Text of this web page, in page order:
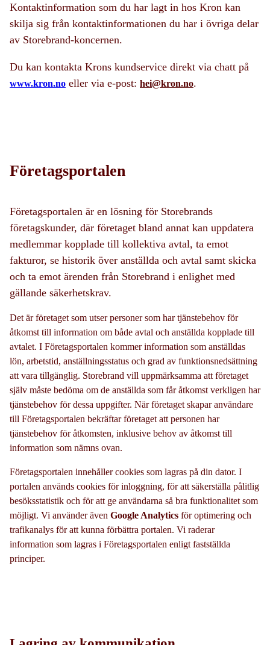
Kontaktinformation som du har lagt in hos Kron kan
skilja sig från kontaktinformationen du har i övriga delar
av Storebrand-koncernen.
Du kan kontakta Krons kundservice direkt via chatt på
www.kron.no eller via e-post: hei@kron.no.
Företagsportalen
Företagsportalen är en lösning för Storebrands
företagskunder, där företaget bland annat kan uppdatera
medlemmar kopplade till kollektiva avtal, ta emot
fakturor, se historik över anställda och avtal samt skicka
och ta emot ärenden från Storebrand i enlighet med
gällande säkerhetskrav.
Det är företaget som utser personer som har tjänstebehov för
åtkomst till information om både avtal och anställda kopplade till
avtalet. I Företagsportalen kommer information som anställdas
lön, arbetstid, anställningsstatus och grad av funktionsnedsättning
att vara tillgänglig. Storebrand vill uppmärksamma att företaget
själv måste bedöma om de anställda som får åtkomst verkligen har
tjänstebehov för dessa uppgifter. När företaget skapar användare
till Företagsportalen bekräftar företaget att personen har
tjänstebehov för åtkomsten, inklusive behov av åtkomst till
information som nämns ovan.
Företagsportalen innehåller cookies som lagras på din dator. I
portalen används cookies för inloggning, för att säkerställa pålitlig
besöksstatistik och för att ge användarna så bra funktionalitet som
möjligt. Vi använder även Google Analytics för optimering och
trafikanalys för att kunna förbättra portalen. Vi raderar
information som lagras i Företagsportalen enligt fastställda
principer.